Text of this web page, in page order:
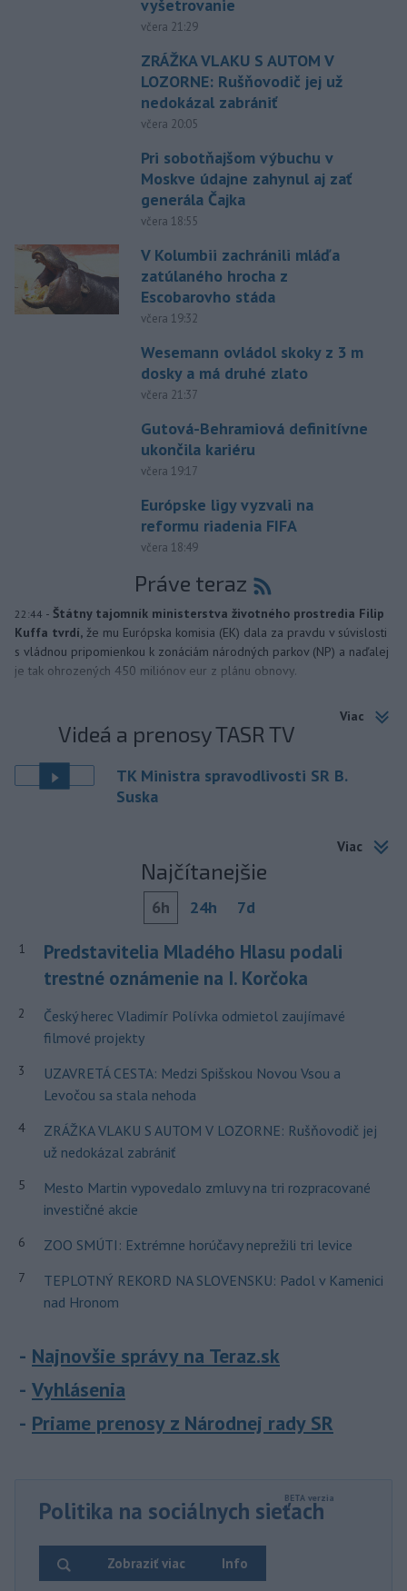
vyšetrovanie
včera 21:29
ZRÁŽKA VLAKU S AUTOM V
LOZORNE: Rušňovodič jej už
nedokázal zabrániť
včera 20:05
Pri sobotňajšom výbuchu v
Moskve údajne zahynul aj zať
generála Čajka
včera 18:55
V Kolumbii zachránili mláďa
zatúlaného hrocha z
Escobarovho stáda
včera 19:32
Wesemann ovládol skoky z 3 m
dosky a má druhé zlato
včera 21:37
Gutová-Behramiová definitívne
ukončila kariéru
včera 19:17
Európske ligy vyzvali na
reformu riadenia FIFA
včera 18:49
Práve teraz
22:44 - Štátny tajomník ministerstva životného prostredia Filip
Kuffa tvrdí, že mu Európska komisia (EK) dala za pravdu v súvislosti
s vládnou pripomienkou k zonáciám národných parkov (NP) a naďalej
je tak ohrozených 450 miliónov eur z plánu obnovy.
Viac
Videá a prenosy TASR TV
TK Ministra spravodlivosti SR B.
Suska
Viac
Najčítanejšie
6h 24h 7d
1
Predstavitelia Mladého Hlasu podali
trestné oznámenie na I. Korčoka
2
Český herec Vladimír Polívka odmietol zaujímavé
filmové projekty
3
UZAVRETÁ CESTA: Medzi Spišskou Novou Vsou a
Levočou sa stala nehoda
4
ZRÁŽKA VLAKU S AUTOM V LOZORNE: Rušňovodič jej
už nedokázal zabrániť
5
Mesto Martin vypovedalo zmluvy na tri rozpracované
investičné akcie
6 ZOO SMÚTI: Extrémne horúčavy neprežili tri levice
7
TEPLOTNÝ REKORD NA SLOVENSKU: Padol v Kamenici
nad Hronom
Najnovšie správy na Teraz.sk
Vyhlásenia
Priame prenosy z Národnej rady SR
Politika na sociálnych sieťach
Info
Zobraziť viac